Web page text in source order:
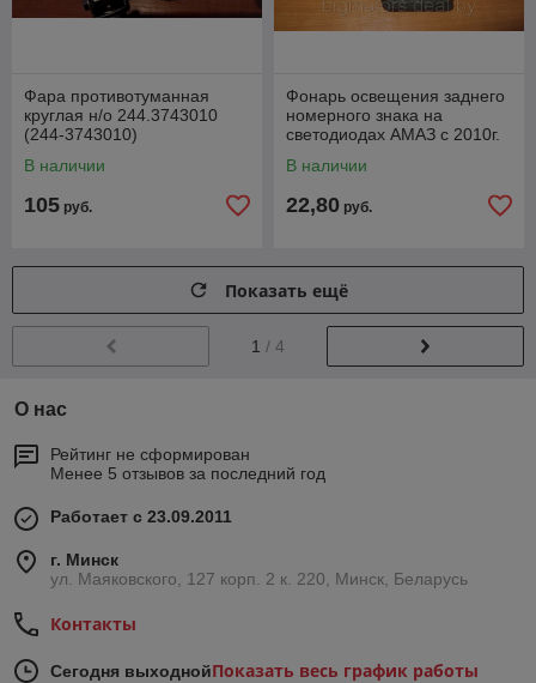
Фара противотуманная
круглая н/о 244.3743010
(244-3743010)
В наличии
105 руб.
Фонарь освещения заднего
номерного знака на
светодиодах АМАЗ с 2010г.
В наличии
22,80 руб.
Показать ещё
1 / 4
О нас
Рейтинг не сформирован
Менее 5 отзывов за последний год
Работает с 23.09.2011
г. Минск
ул. Маяковского, 127 корп. 2 к. 220, Минск, Беларусь
Контакты
Сегодня выходнойПоказать весь график работы